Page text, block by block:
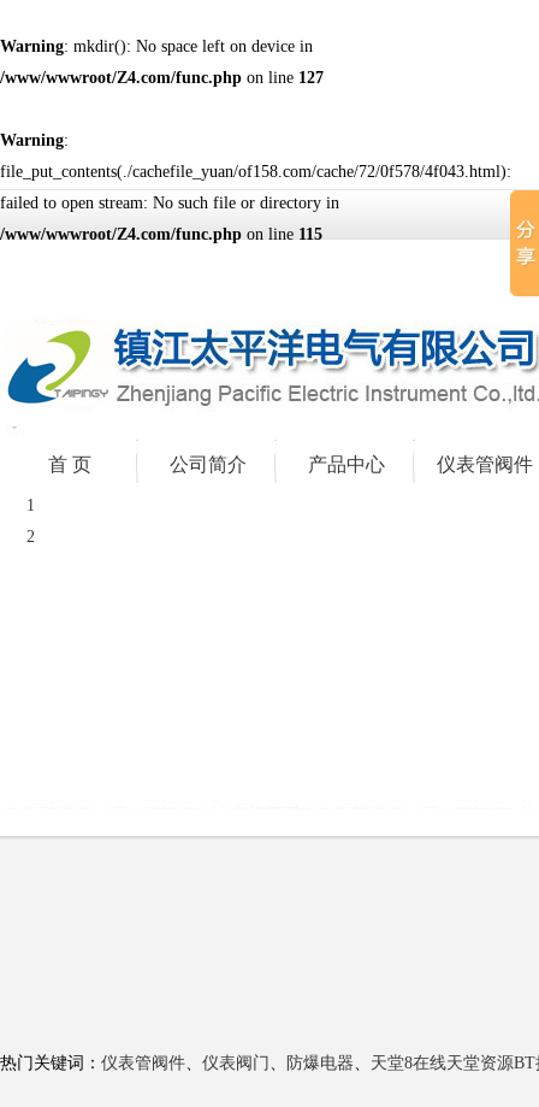
Warning: mkdir(): No space left on device in
/www/wwwroot/Z4.com/func.php on line 127
Warning:
file_put_contents(./cachefile_yuan/of158.com/cache/72/0f578/4f043.html):
failed to open stream: No such file or directory in
/www/wwwroot/Z4.com/func.php on line 115
首 页 公司简介 产品中心 仪表管阀件
1
2
热门关键词： 仪表管阀件、 仪表阀门 、 防爆电器、 天堂8在线天堂资源BT